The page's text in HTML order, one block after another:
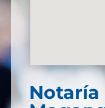
Notaría